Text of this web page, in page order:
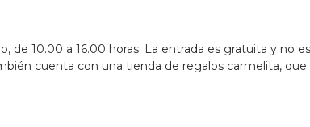
de 10.00 a 16.00 horas. La entrada es gratuita y no
cuenta con una tienda de regalos carmelita,